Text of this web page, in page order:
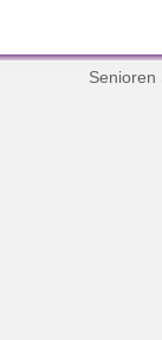
Senioren